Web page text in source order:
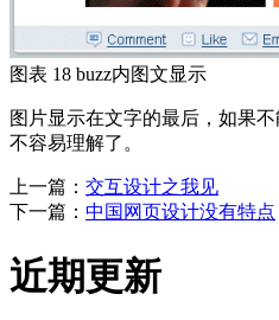
图表 18 buzz内图文显示
图片显示在文字的最后，如果
不容易理解了。
上一篇： 交互设计之我见
下一篇： 中国网页设计没有特点
近期更新